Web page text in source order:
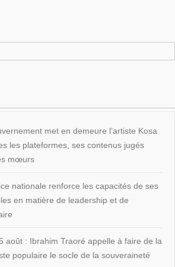
met en demeure l’artiste Kosa
les plateformes, ses contenus jugés
mœurs
nationale renforce les capacités de ses
en matière de leadership et de
août : Ibrahim Traoré appelle à faire de la
populaire le socle de la souveraineté